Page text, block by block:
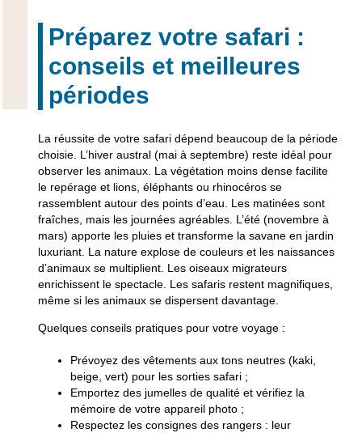
Préparez votre safari :
conseils et meilleures
périodes
La réussite de votre safari dépend beaucoup de la période
choisie. L’hiver austral (mai à septembre) reste idéal pour
observer les animaux. La végétation moins dense facilite
le repérage et lions, éléphants ou rhinocérosse
rassemblent autour des points d’eau. Les matinées sont
fraîches, mais les journées agréables. L’été (novembre à
mars) apporte les pluies et transforme la savane en jardin
luxuriant. La nature explose de couleurs et les naissances
d’animaux se multiplient. Les oiseaux migrateurs
enrichissent le spectacle. Les safaris restent magnifiques,
même si les animaux se dispersent davantage.
Quelques conseils pratiques pour votre voyage :
Prévoyez des vêtements aux tons neutres(kaki,
beige, vert) pour les sorties safari ;
Emportez des jumelles de qualité et vérifiez la
mémoire de votre appareil photo ;
Respectez les consignes des rangers : leur